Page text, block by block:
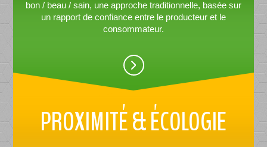
bon / beau / sain, une approche traditionnelle, basée sur
un rapport de confiance entre le producteur et le
consommateur.
PROXIMITÉ & ÉCOLOGIE